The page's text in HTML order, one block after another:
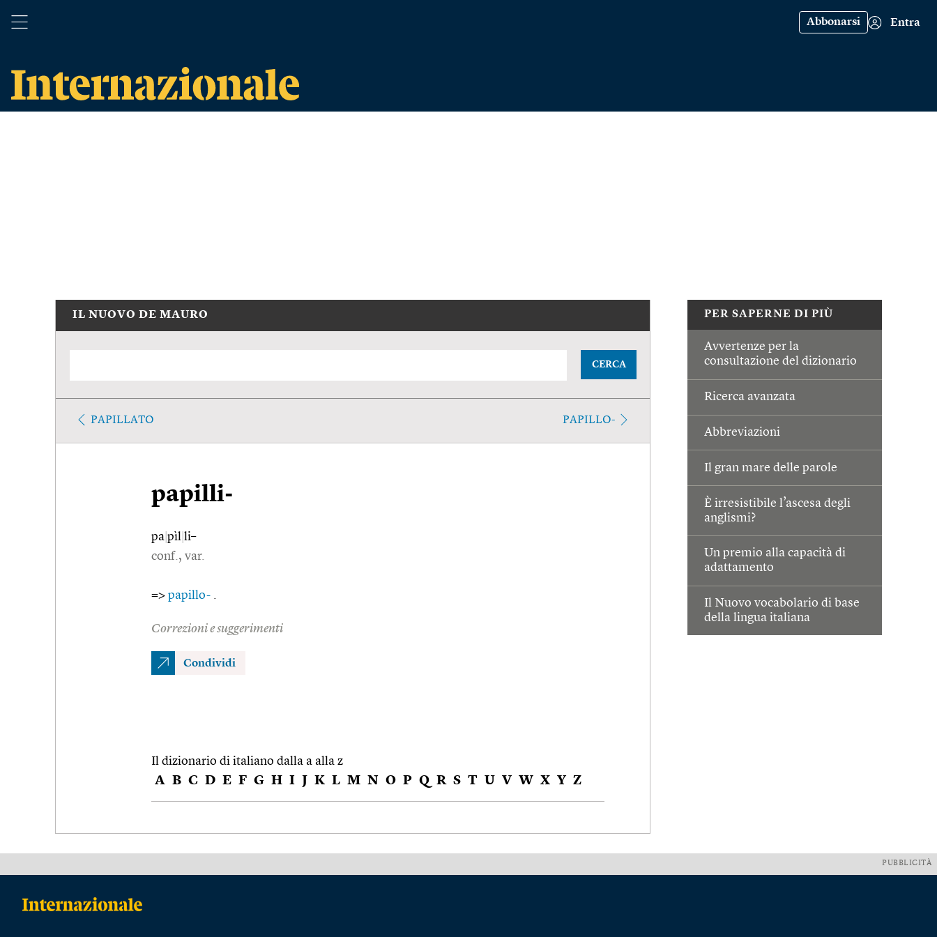
Abbonarsi Entra
PER SAPERNE DI PIÙ
Avvertenze per la
consultazione del dizionario
Ricerca avanzata
Abbreviazioni
Il gran mare delle parole
È irresistibile l’ascesa degli
anglismi?
Un premio alla capacità di
adattamento
Il Nuovo vocabolario di base
della lingua italiana
IL NUOVO DE MAURO
CERCA
PAPILLATO PAPILLO-
papilli-
pa pìl li–
conf., var.
=> papillo- .
Correzioni e suggerimenti
Condividi
Il dizionario di italiano dalla a alla z
A B C D E F G H I J K L M N O P Q R S T U V W X Y Z
PUBBLICITÀ